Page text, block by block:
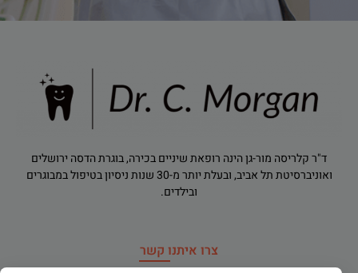
ד"ר קלריסה מור-גן הינה רופאת שיניים בכירה, בוגרת הדסה ירושלים
ואוניברסיטת תל אביב, ובעלת יותר מ-30 שנות ניסיון בטיפול במבוגרים
ובילדים.
צרו איתנו קשר